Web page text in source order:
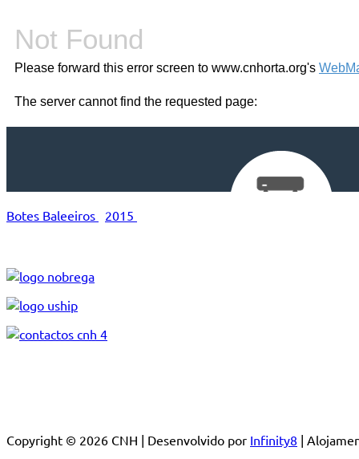
Botes Baleeiros 2015
Copyright © 2026 CNH | Desenvolvido por Infinity8 |